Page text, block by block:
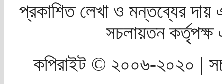
প্রকাশিত লেখা ও মন্তব্যের দায়
সচলায়তন
কপিরাইট © ২০০৬-২০২০ |